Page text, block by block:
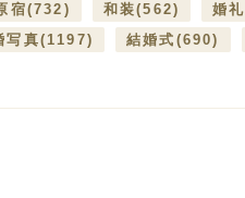
宿(732) 和装(562) 婚礼
写真(1197) 結婚式 (690)